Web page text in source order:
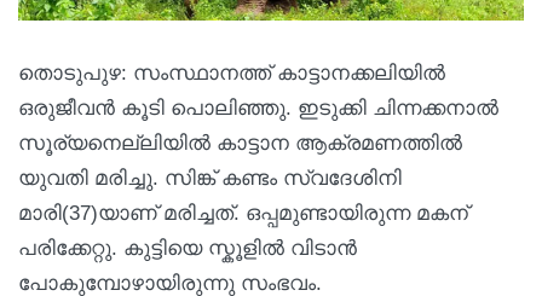
തൊടുപുഴ: സംസ്ഥാനത്ത് കാട്ടാനക്കലിയില്‍
ഒരുജീവന്‍ കൂടി പൊലിഞ്ഞു. ഇടുക്കി ചിന്നക്കനാല്‍
സൂര്യനെല്ലിയില്‍ കാട്ടാന ആക്രമണത്തില്‍
യുവതി മരിച്ചു. സിങ്ക് കണ്ടം സ്വദേശിനി
മാരി(37)യാണ് മരിച്ചത്. ഒപ്പമുണ്ടായിരുന്ന മകന്
പരിക്കേറ്റു. കുട്ടിയെ സ്കൂളിൽ വിടാൻ
പോകുമ്പോഴായിരുന്നു സംഭവം.